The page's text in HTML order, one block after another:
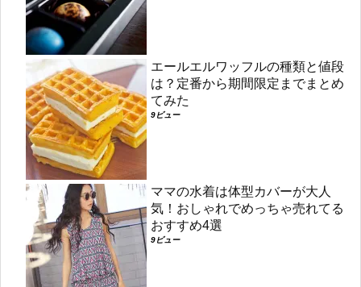
エールエルワッフルの種類と値段
は？定番から期間限定までまとめ
てみた
9ビュー
ママの水着は体型カバーが大人
気！おしゃれでめっちゃ売れてる
おすすめ4選
9ビュー